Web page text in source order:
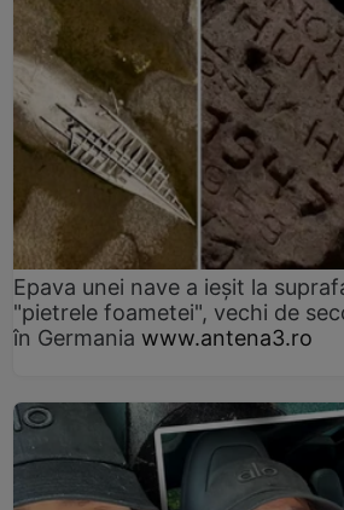
Epava unei nave a ieșit la
"pietrele foametei", vechi de
în Germania www.antena3.ro